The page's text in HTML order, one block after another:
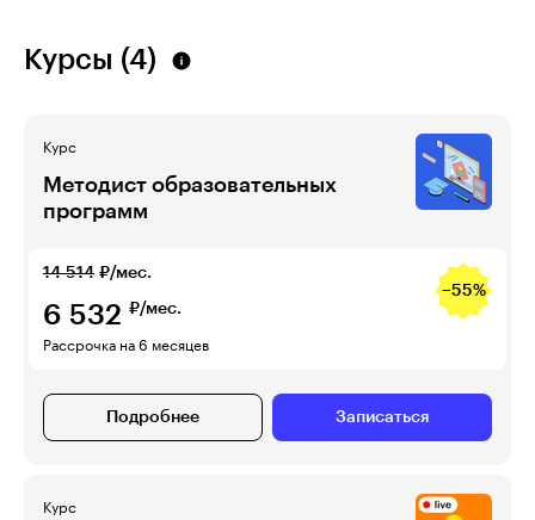
Курсы (4)
Курс
Методист образовательных
программ
14 514 ₽/мес.
−55%
6 532 ₽/мес.
Рассрочка на 6 месяцев
Подробнее Записаться
Курс